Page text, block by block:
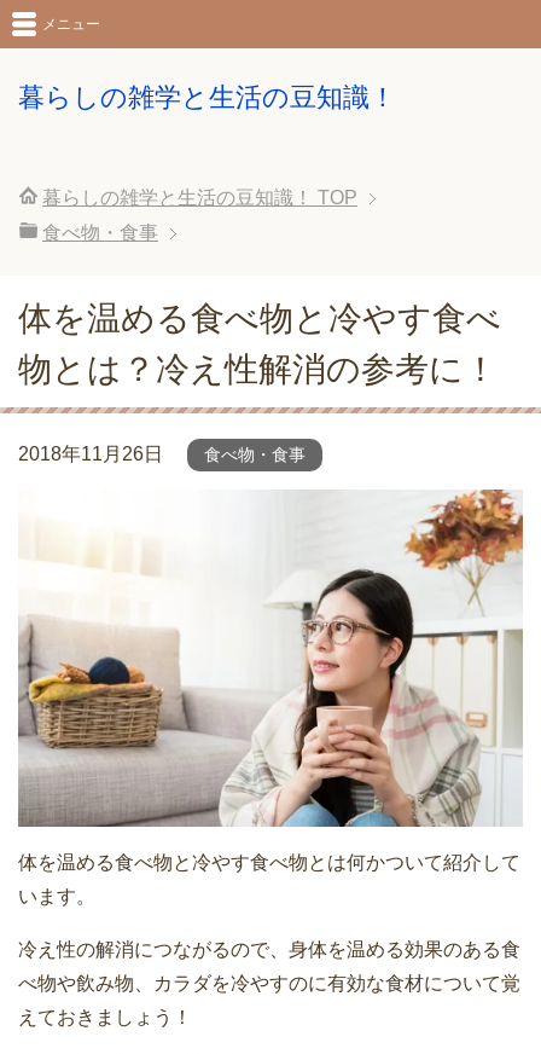
暮らしの雑学と生活の豆知識！
メニュー
暮らしの雑学と生活の豆知識！
TOP
食べ物・食事
体を温める食べ物と冷やす食べ
物とは？冷え性解消の参考に！
2018年11月26日 食べ物・食事
体を温める食べ物と冷やす食べ物とは何かついて紹介して
います。
冷え性の解消につながるので、身体を温める効果のある食
べ物や飲み物、カラダを冷やすのに有効な食材について覚
えておきましょう！